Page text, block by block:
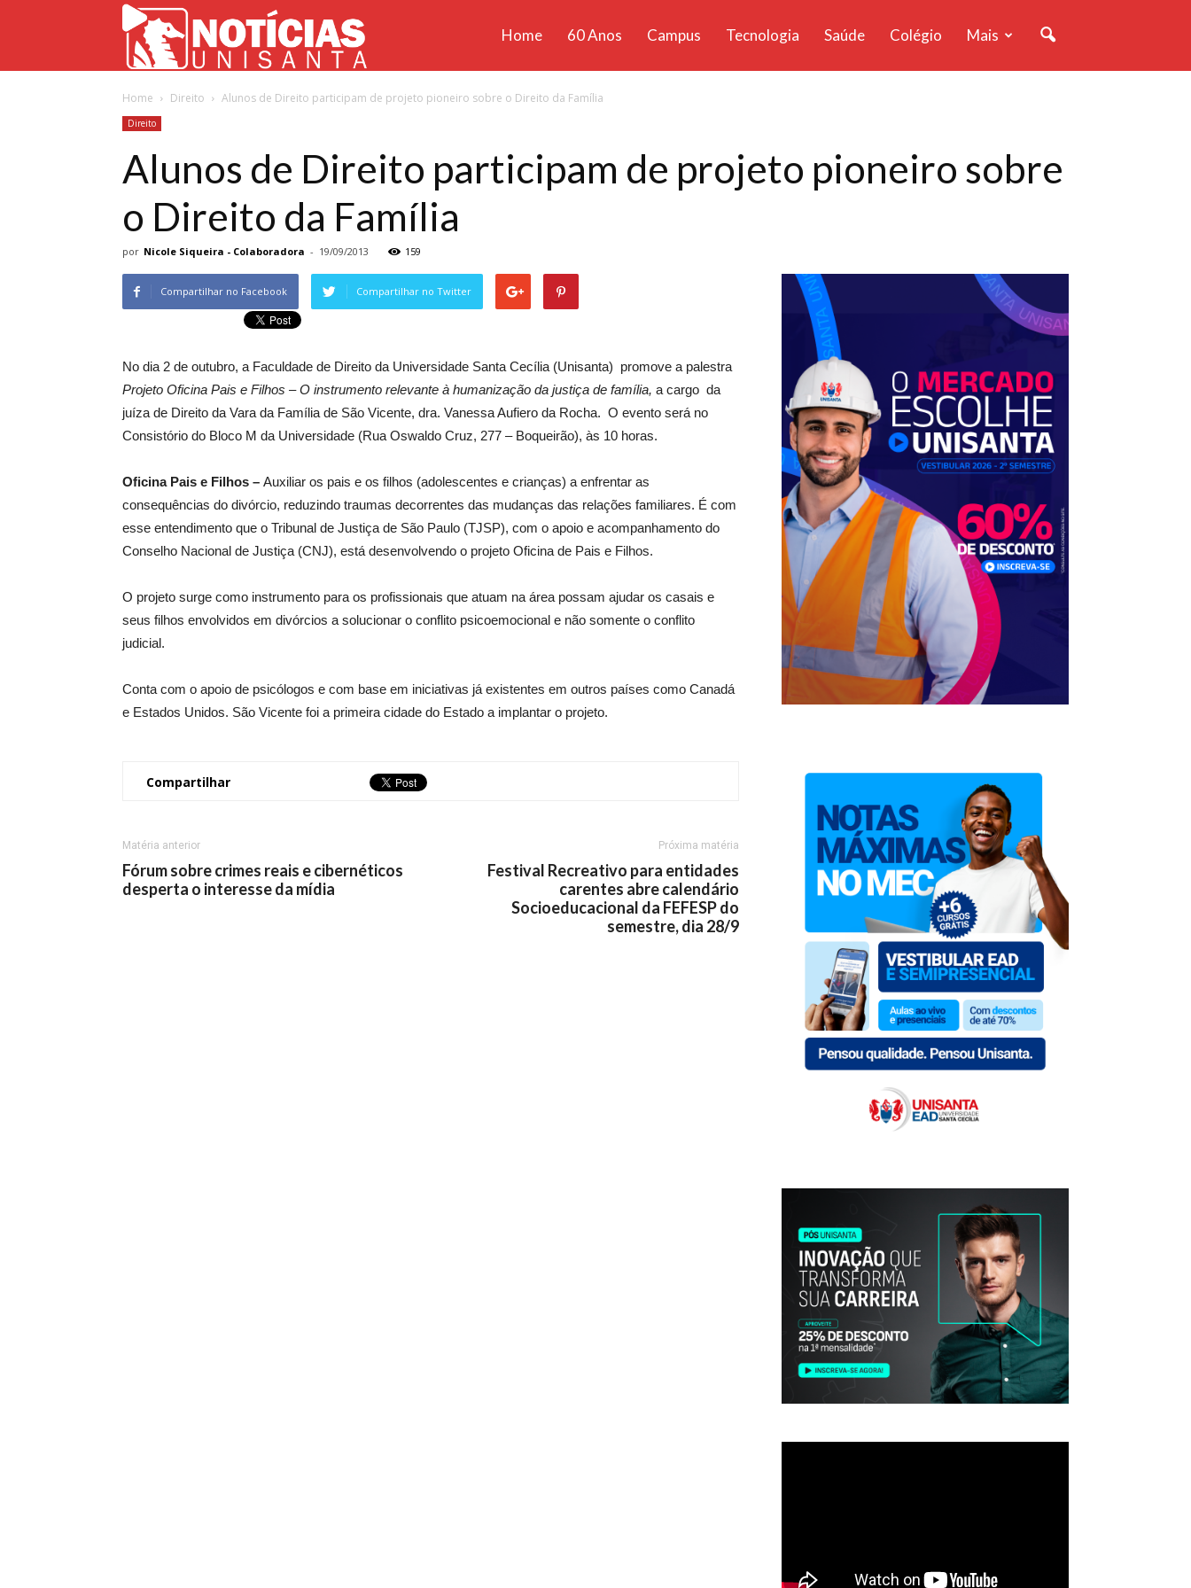
Unisanta
Home 60 Anos Campus Tecnologia Saúde Colégio Mais
Home Direito Alunos de Direito participam de projeto pioneiro sobre o Direito da Família
Direito
Alunos de Direito participam de projeto pioneiro sobre
o Direito da Família
por Nicole Siqueira - Colaboradora - 19/09/2013 159
Compartilhar no Facebook Compartilhar no Twitter
No dia 2 de outubro, a Faculdade de Direito da Universidade Santa Cecília (Unisanta) promove a palestra
Projeto Oficina Pais e Filhos – O instrumento relevante à humanização da justiça de família, a cargo da
juíza de Direito da Vara da Família de São Vicente, dra. Vanessa Aufiero da Rocha. O evento será no
Consistório do Bloco M da Universidade (Rua Oswaldo Cruz, 277 – Boqueirão), às 10 horas.
Oficina Pais e Filhos – Auxiliar os pais e os filhos (adolescentes e crianças) a enfrentar as
consequências do divórcio, reduzindo traumas decorrentes das mudanças das relações familiares. É com
esse entendimento que o Tribunal de Justiça de São Paulo (TJSP), com o apoio e acompanhamento do
Conselho Nacional de Justiça (CNJ), está desenvolvendo o projeto Oficina de Pais e Filhos.
O projeto surge como instrumento para os profissionais que atuam na área possam ajudar os casais e
seus filhos envolvidos em divórcios a solucionar o conflito psicoemocional e não somente o conflito
judicial.
Conta com o apoio de psicólogos e com base em iniciativas já existentes em outros países como Canadá
e Estados Unidos. São Vicente foi a primeira cidade do Estado a implantar o projeto.
Compartilhar
Matéria anterior
Fórum sobre crimes reais e cibernéticos
desperta o interesse da mídia
Próxima matéria
Festival Recreativo para entidades
carentes abre calendário
Socioeducacional da FEFESP do
semestre, dia 28/9